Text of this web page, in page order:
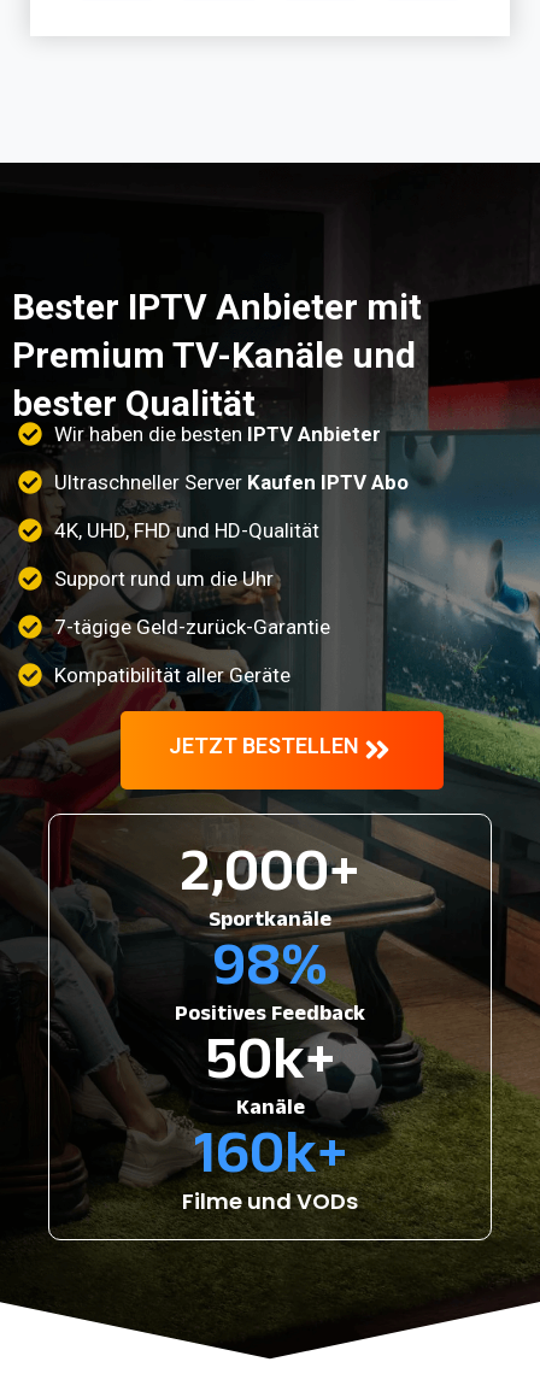
Bester IPTV Anbieter mit
Premium TV-Kanäle und
bester Qualität
Wir haben die besten IPTV Anbieter
Ultraschneller Server Kaufen IPTV Abo
4K, UHD, FHD und HD-Qualität
Support rund um die Uhr
7-tägige Geld-zurück-Garantie
Kompatibilität aller Geräte
JETZT BESTELLEN
Sportkanäle
2,000+
Positives Feedback
98%
Kanäle
50k+
Filme und VODs
160k+